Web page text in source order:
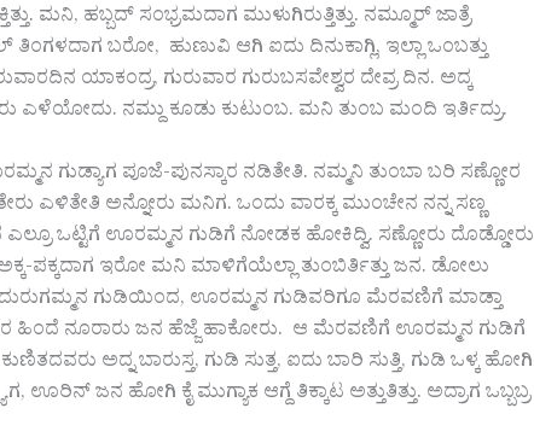
ಮನಿ, ಹಬ್ಬದ್ ಸಂಭ್ರಮದಾಗ ಮುಳುಗಿರುತ್ತಿತ್ತು. ನಮ್ಮೂರ್ ಜಾತ್ರೆ
ತಿಂಗಳದಾಗ ಬರೋ, ಹುಣುವಿ ಆಗಿ ಐದು ದಿನುಕಾಗ್ಲಿ, ಇಲ್ಲಾ ಒಂಬತ್ತು
ಯಾಕಂದ್ರ, ಗುರುವಾರ ಗುರುಬಸವೇಶ್ವರ ದೇವ್ರ ದಿನ. ಅದ್ಕ
ಎಳೆಯೋದು. ನಮ್ದು ಕೂಡು ಕುಟುಂಬ. ಮನಿ ತುಂಬ ಮಂದಿ ಇರ್ತಿದ್ರು.
ಗುಡ್ಯಾಗ ಪೂಜೆ-ಪುನಸ್ಕಾರ ನಡಿತೇತಿ. ನಮ್ಮನಿ ತುಂಬಾ ಬರಿ ಸಣ್ಣೋರ
ಎಳಿತೇತಿ ಅನ್ನೋರು ಮನಿಗ. ಒಂದು ವಾರಕ್ಕ ಮುಂಚೇನ ನನ್ನ ಸಣ್ಣ
ಎಲ್ರೂ ಒಟ್ಟಿಗೆ ಊರಮ್ಮನ ಗುಡಿಗೆ ನೋಡಕ ಹೋಕಿದ್ವಿ. ಸಣ್ಣೋರು ದೊಡ್ಡೋರು
ಪಕ್ಕದಾಗ ಇರೋ ಮನಿ ಮಾಳಿಗೆಯೆಲ್ಲಾ ತುಂಬಿರ್ತಿತ್ತು ಜನ. ಡೋಲು
ಗುಡಿಯಿಂದ, ಊರಮ್ಮನ ಗುಡಿವರಿಗೂ ಮೆರವಣಿಗೆ ಮಾಡ್ತಾ
ಹಿಂದೆ ನೂರಾರು ಜನ ಹೆಜ್ಜೆ ಹಾಕೋರು. ಆ ಮೆರವಣಿಗೆ ಊರಮ್ಮನ ಗುಡಿಗೆ
ಅದ್ನ ಬಾರುಸ್ತ, ಗುಡಿ ಸುತ್ತ, ಐದು ಬಾರಿ ಸುತ್ತಿ, ಗುಡಿ ಒಳ್ಕ ಹೋಗಿ
ಊರಿನ್ ಜನ ಹೋಗಿ ಕೈ ಮುಗ್ಯಾಕ ಆಗ್ದೆ ತಿಕ್ಕಾಟ ಅತ್ತುತಿತ್ತು. ಅದ್ರಾಗ ಒಬ್ಬಬ್ರ